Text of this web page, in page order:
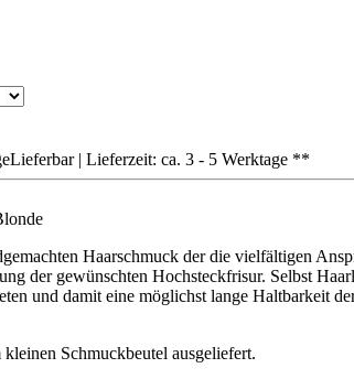
Lieferbar | Lieferzeit: ca. 3 - 5 Werktage **
Haarschmuck der die vielfältigen
der gewünschten Hochsteckfrisur. Selbst
und damit eine möglichst lange Haltbarkeit
Schmuckbeutel ausgeliefert.